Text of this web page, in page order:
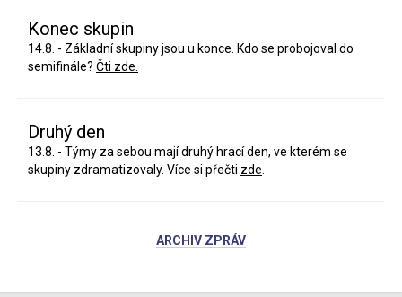
Konec skupin
14.8. - Základní skupiny jsou u konce. Kdo se probojoval do
semifinále? Čti zde.
Druhý den
13.8. - Týmy za sebou mají druhý hrací den, ve kterém se
skupiny zdramatizovaly. Více si přečti zde
ARCHIV ZPRÁV